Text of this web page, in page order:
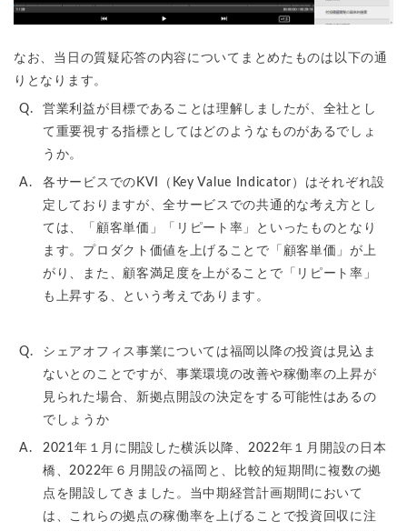
なお、当日の質疑応答の内容についてまとめたものは以下の通
りとなります。
Q.
営業利益が目標であることは理解しましたが、全社とし
て重要視する指標としてはどのようなものがあるでしょ
うか。
A.
各サービスでのKVI（Key Value Indicator）はそれぞれ設
定しておりますが、全サービスでの共通的な考え方とし
ては、「顧客単価」「リピート率」といったものとなり
ます。プロダクト価値を上げることで「顧客単価」が上
がり、また、顧客満足度を上がることで「リピート率」
も上昇する、という考えであります。
Q.
シェアオフィス事業については福岡以降の投資は見込ま
ないとのことですが、事業環境の改善や稼働率の上昇が
見られた場合、新拠点開設の決定をする可能性はあるの
でしょうか
A.
2021年１月に開設した横浜以降、2022年１月開設の日本
橋、2022年６月開設の福岡と、比較的短期間に複数の拠
点を開設してきました。当中期経営計画期間において
は、これらの拠点の稼働率を上げることで投資回収に注